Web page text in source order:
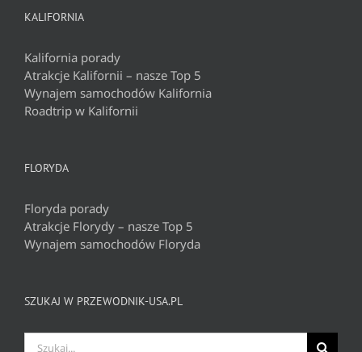
KALIFORNIA
Kalifornia porady
Atrakcje Kalifornii – nasze Top 5
Wynajem samochodów Kalifornia
Roadtrip w Kalifornii
FLORYDA
Floryda porady
Atrakcje Florydy – nasze Top 5
Wynajem samochodów Floryda
SZUKAJ W PRZEWODNIK-USA.PL
Szukaj